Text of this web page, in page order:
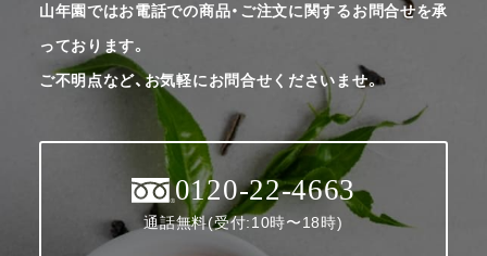
山年園ではお電話での商品・ご注文に関するお問合せを承
っております。
ご不明点など、お気軽にお問合せくださいませ。
0120-22-4663
通話無料(受付:10時〜18時)